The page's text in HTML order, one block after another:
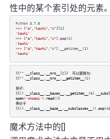
性中的某个索引处的元素。
Python 3.7.8
>>>[ "a" , "kawhi" , "c" ][1]
'kawhi'
>>>[ "a" , "kawhi" , "c" ] .pop(1)
'kawhi'
>>>[ "a" , "kawhi" , "c" ] . __getitem__ (1)
'kawhi'
{{"" __class__ __mro__ [2]} 可以替换为：
{{"" __class__ __mro__ __getitem__ (2)
例子：
{{().
__class__ __bases__ __getitem__ (0).
open( 'whoami' ). read ()}
等价于
{{().
__class__ __base__ __subclasses__ (). pop(
魔术方法中的[]